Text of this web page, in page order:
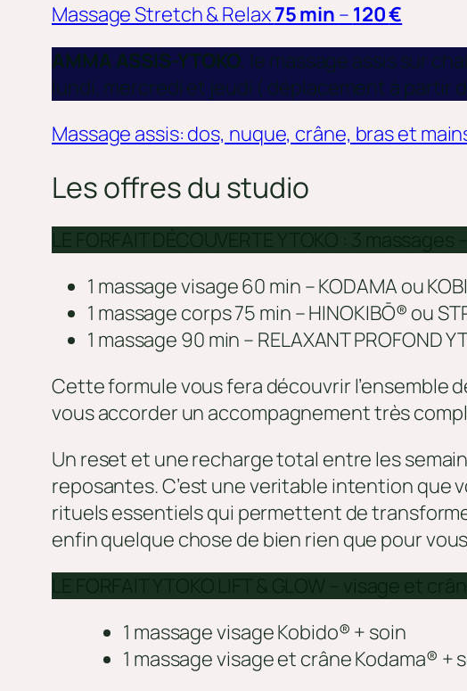
Massage Stretch & Relax75 min – 120€
AMMA ASSIS-YTOKO, le massage assis sur
lundi, mercredi et jeudi ( déplacement à partir
Massage assis: dos, nuque, crâne, bras et
Les offres du studio
1 massage visage 60 min – KODAMA ou
1 massage corps 75 min – HINOKIBŌ® ou
1 massage 90 min – RELAXANT PROFOND
Cette formule vous fera découvrir l’ensemble
vous accorder un accompagnement très
Un reset et une recharge total entre les
reposantes. C’est une veritable intention que
rituels essentiels qui permettent de
enfin quelque chose de bien rien que pour
1 massage visage Kobido® + soin
1 massage visage et crâne Kodama® +